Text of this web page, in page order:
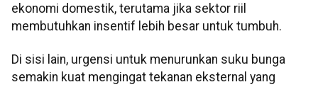
ekonomi domestik, terutama jika sektor riil
membutuhkan insentif lebih besar untuk tumbuh.
Di sisi lain, urgensi untuk menurunkan suku bunga
semakin kuat mengingat tekanan eksternal yang